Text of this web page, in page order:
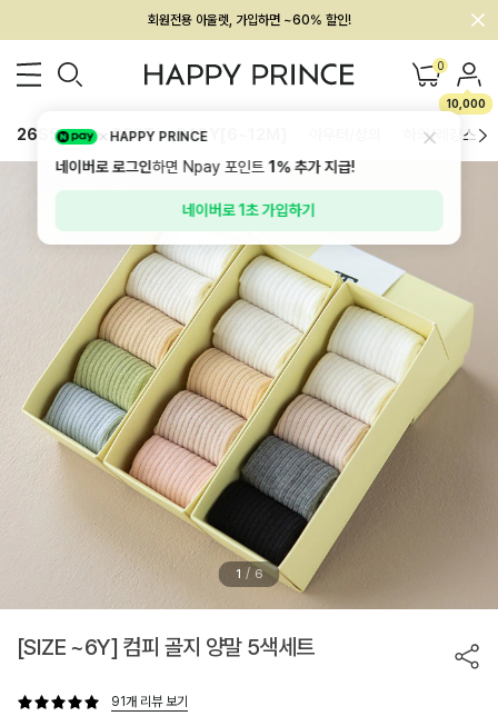
멤버십 최대 28,000원 혜택
0
10,000
26SS 신상 BEST BABY[6~12M] 하의/레깅스
1 / 6
[SIZE ~6Y] 컴피 골지 양말 5색세트
91개 리뷰 보기
HAPPY PRINCE
네이버로 로그인하면 Npay 포인트1%추가 지급!
네이버로 1초 가입하기